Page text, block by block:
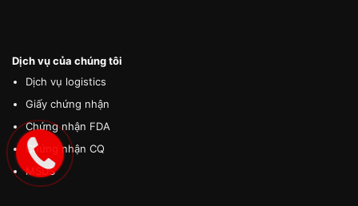
Dịch vụ của chúng tôi
Dịch vụ logistics
Giấy chứng nhận
Chứng nhận FDA
Chứng nhận CQ
MSDS